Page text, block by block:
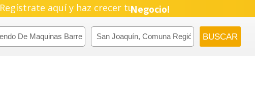
Regístrate aquí y haz crecer tuEmpresa!
Negocio!
Pyme!